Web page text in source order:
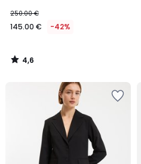
250.00 €
145.00 € -42%
4,6
/